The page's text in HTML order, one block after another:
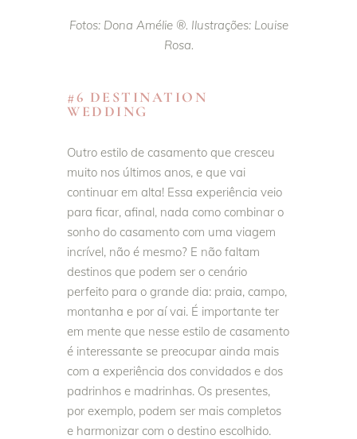
Fotos: Dona Amélie ®. Ilustrações: Louise
Rosa.
#6 DESTINATION
WEDDING
Outro estilo de casamento que cresceu
muito nos últimos anos, e que vai
continuar em alta! Essa experiência veio
para ficar, afinal, nada como combinar o
sonho do casamento com uma viagem
incrível, não é mesmo? E não faltam
destinos que podem ser o cenário
perfeito para o grande dia: praia, campo,
montanha e por aí vai. É importante ter
em mente que nesse estilo de casamento
é interessante se preocupar ainda mais
com a experiência dos convidados e dos
padrinhos e madrinhas. Os presentes,
por exemplo, podem ser mais completos
e harmonizar com o destino escolhido.